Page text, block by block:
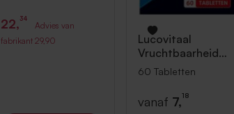
22,34
Advies van
fabrikant 29,90
Lucovitaal
Vruchtbaarheid
Support Man 60
60 Tabletten
vanaf 7,18